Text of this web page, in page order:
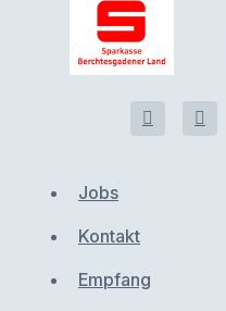
Jobs
Kontakt
Empfang